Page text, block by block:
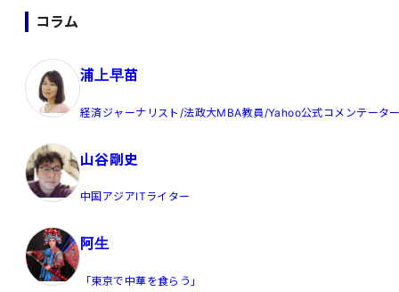
コラム
浦上早苗
経済ジャーナリスト/法政大MBA教員/Yahoo公式コメンテータ
山谷剛史
中国アジアITライター
阿生
「東京で中華を食らう」